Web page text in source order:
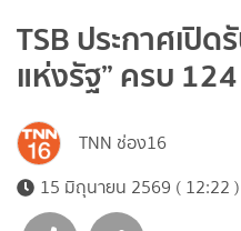
TSB ประกาศเปิ
แห่งรัฐ” ครบ
TNN ช่อง16
15 มิถุนายน 2569 ( 12:22 )